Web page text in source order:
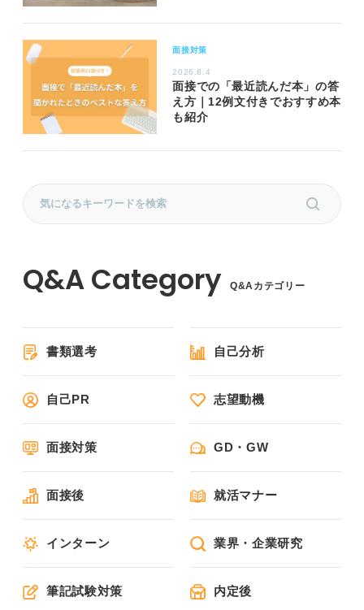
面接対策
2026.8.4
面接での「最近読んだ本」の答
え方｜12例文付きでおすすめ本
も紹介
Q&Aカテゴリー
書類選考 自己分析
自己PR 志望動機
面接対策 GD・GW
面接後 就活マナー
インターン 業界・企業研究
筆記試験対策 内定後